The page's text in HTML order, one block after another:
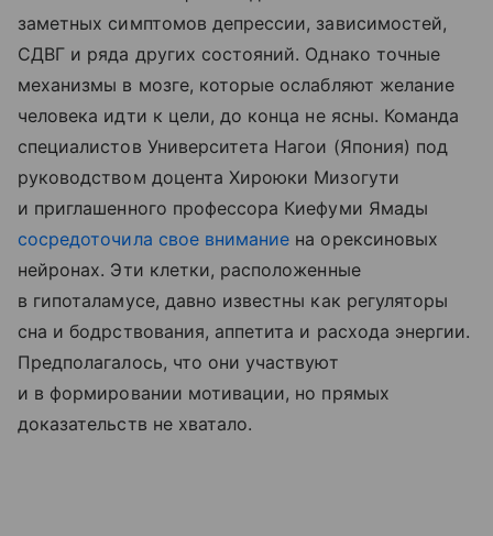
заметных симптомов депрессии, зависимостей,
СДВГ и ряда других состояний. Однако точные
механизмы в мозге, которые ослабляют желание
человека идти к цели, до конца не ясны. Команда
специалистов Университета Нагои (Япония) под
руководством доцента Хироюки Мизогути
и приглашенного профессора Киефуми Ямады
сосредоточила свое внимание на орексиновых
нейронах. Эти клетки, расположенные
в гипоталамусе, давно известны как регуляторы
сна и бодрствования, аппетита и расхода энергии.
Предполагалось, что они участвуют
и в формировании мотивации, но прямых
доказательств не хватало.